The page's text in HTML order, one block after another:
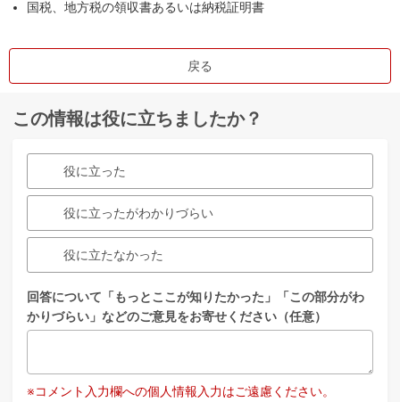
国税、地方税の領収書あるいは納税証明書
戻る
この情報は役に立ちましたか？
役に立った
役に立ったがわかりづらい
役に立たなかった
回答について「もっとここが知りたかった」「この部分がわ
かりづらい」などのご意見をお寄せください（任意）
※コメント入力欄への個人情報入力はご遠慮ください。